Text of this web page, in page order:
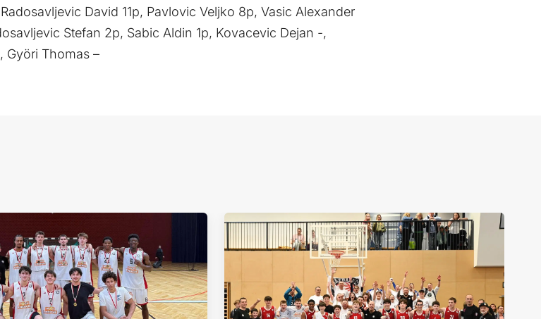
David 11p, Pavlovic Veljko 8p, Vasic Alexander
Stefan 2p, Sabic Aldin 1p, Kovacevic Dejan -,
Györi Thomas –